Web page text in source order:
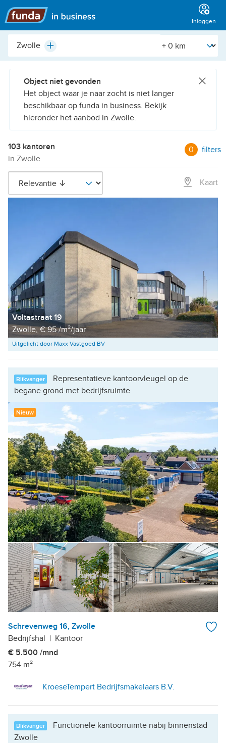
Hoofdmenu
Inloggen
Plaats,
Plus [Straal]
Object niet gevonden
Het object waar je naar zocht is niet langer
beschikbaar op funda in business. Bekijk
hieronder het aanbod in Zwolle.
103 kantoren
in Zwolle
0 filters
Kaart
Voltastraat 19
Zwolle, € 95 /m²/jaar
Uitgelicht door Maxx Vastgoed BV
Blikvanger
Representatieve kantoorvleugel op de
begane grond met bedrijfsruimte
Nieuw
Schrevenweg 16, Zwolle
Bedrijfshal | Kantoor
€ 5.500 /mnd
754 m²
KroeseTempert Bedrijfsmakelaars B.V.
Blikvanger
Functionele kantoorruimte nabij binnenstad
Zwolle